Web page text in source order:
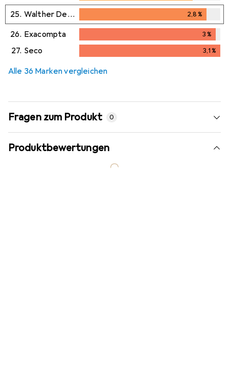
25. Walther Design 2,8%
2,8%
26. Exacompta 3%
3%
27. Seco 3,1%
Alle 36 Marken vergleichen
Fragen zum Produkt 0
Produktbewertungen